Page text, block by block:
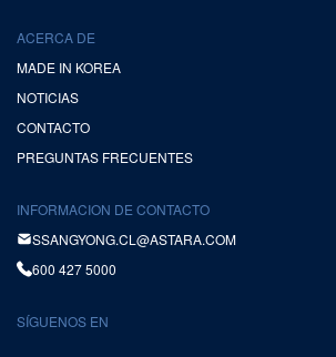
ACERCA DE
MADE IN KOREA
NOTICIAS
CONTACTO
PREGUNTAS FRECUENTES
INFORMACION DE CONTACTO
SSANGYONG.CL@ASTARA.COM
600 427 5000
SÍGUENOS EN